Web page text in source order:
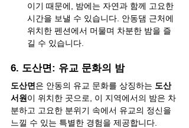
이기 때문에, 밤에는 자연과 함께 고요한
시간을 보낼 수 있습니다. 안동댐 근처에
위치한 펜션에서 머물며 차분한 밤을 즐
길 수 있습니다.
6. 도산면: 유교 문화의 밤
도산면은 안동의 유교 문화를 상징하는 도산
서원이 위치한 곳으로, 이 지역에서의 밤은 차
분하고 고요한 분위기 속에서 유교의 정신을
느낄 수 있는 특별한 경험을 제공합니다.